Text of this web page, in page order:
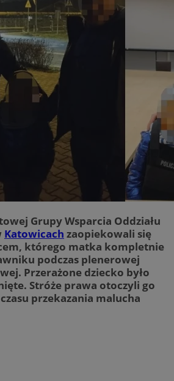
Grupy Wsparcia Oddziału
Katowicach zaopiekowali się
którego matka kompletnie
podczas plenerowej
Przerażone dziecko było
Stróże prawa otoczyli go
przekazania malucha